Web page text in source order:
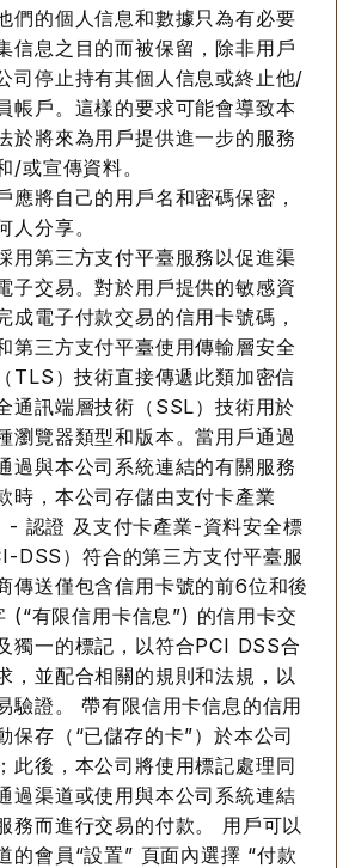
們的個人信息和數據只為有必要
信息之目的而被保留，除非用戶
司停止持有其個人信息或終止他/
帳戶。這樣的要求可能會導致本
於將來為用戶提供進一步的服務
/或宣傳資料。
應將自己的用戶名和密碼保密，
人分享。
用第三方支付平臺服務以促進渠
子交易。對於用戶提供的敏感資
成電子付款交易的信用卡號碼，
第三方支付平臺使用傳輸層安全
TLS）技術直接傳遞此類加密信
通訊端層技術（SSL）技術用於
瀏覽器類型和版本。當用戶通過
過與本公司系統連結的有關服務
時，本公司存儲由支付卡產業
- 認證 及支付卡產業-資料安全標
DSS）符合的第三方支付平臺服
傳送僅包含信用卡號的前6位和後
(“有限信用卡信息”) 的信用卡交
獨一的標記，以符合PCI DSS合
，並配合相關的規則和法規，以
驗證。 帶有限信用卡信息的信用
保存（“已儲存的卡”）於本公司
此後，本公司將使用標記處理同
過渠道或使用與本公司系統連結
務而進行交易的付款。 用戶可以
的會員“設置” 頁面內選擇 “付款